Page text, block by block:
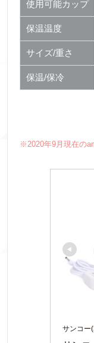
使用可能カップ
保温温度
サイズ/重さ
保温/保冷
※2020年9月現在の
サンコー